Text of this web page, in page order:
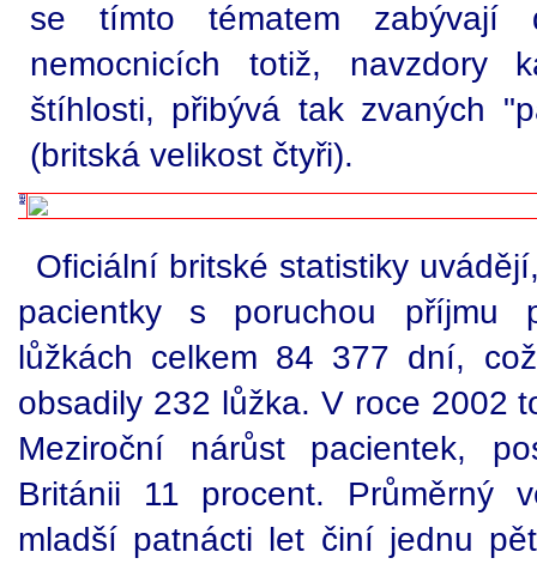
se tímto tématem zabývají
nemocnicích totiž, navzdory
štíhlosti, přibývá tak zvaných
(britská velikost čtyři).
Oficiální britské statistiky
pacientky s poruchou příjmu
lůžkách celkem 84 377 dní,
obsadily 232 lůžka. V roce 2002
Meziroční nárůst pacientek,
Británii 11 procent. Průměrný
mladší patnácti let činí jednu